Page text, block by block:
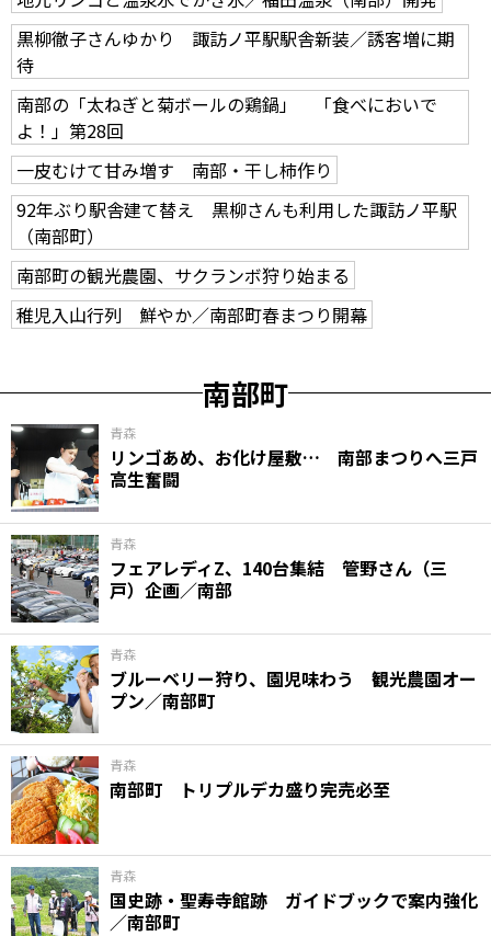
黒柳徹子さんゆかり 諏訪ノ平駅駅舎新装／誘客増に期
待
南部の「太ねぎと菊ボールの鶏鍋」 「食べにおいで
よ！」第28回
一皮むけて甘み増す 南部・干し柿作り
92年ぶり駅舎建て替え 黒柳さんも利用した諏訪ノ平駅
（南部町）
南部町の観光農園、サクランボ狩り始まる
稚児入山行列 鮮やか／南部町春まつり開幕
南部町
青森
リンゴあめ、お化け屋敷… 南部まつりへ三戸
高生奮闘
青森
フェアレディZ、140台集結 管野さん（三
戸）企画／南部
青森
ブルーベリー狩り、園児味わう 観光農園オー
プン／南部町
青森
南部町 トリプルデカ盛り完売必至
青森
国史跡・聖寿寺館跡 ガイドブックで案内強化
／南部町